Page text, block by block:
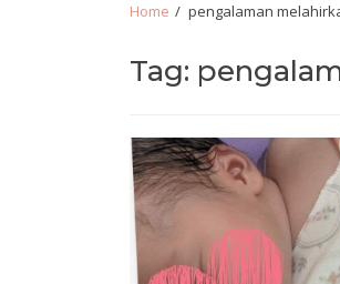
Home pengalaman
Tag: